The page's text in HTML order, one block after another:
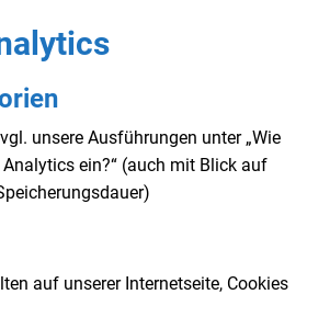
unsere Ausführungen unter „Wie
ein?“ (auch mit Blick auf
auf unserer Internetseite, Cookies